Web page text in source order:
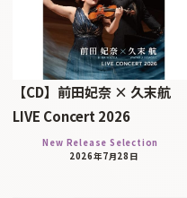
【CD】前田妃奈 × 久末航
LIVE Concert 2026
New Release Selection
2026年7月28日